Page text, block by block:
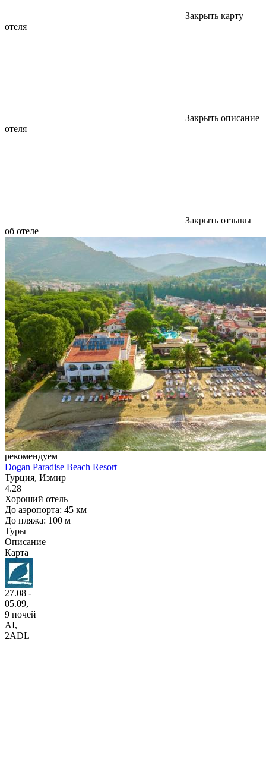
Закрыть карту
отеля
Закрыть описание
отеля
Закрыть отзывы
об отеле
рекомендуем
Dogan Paradise Beach Resort
Турция, Измир
4.28
Хороший отель
До аэропорта: 45 км
До пляжа: 100 м
Туры
Описание
Карта
27.08 -
05.09,
9 ночей
AI,
2ADL